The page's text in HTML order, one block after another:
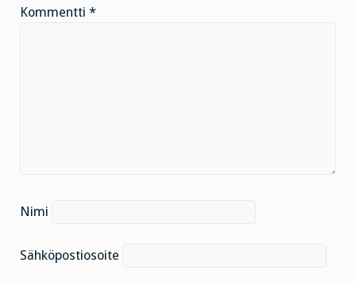
Kommentti *
Nimi
Sähköpostiosoite